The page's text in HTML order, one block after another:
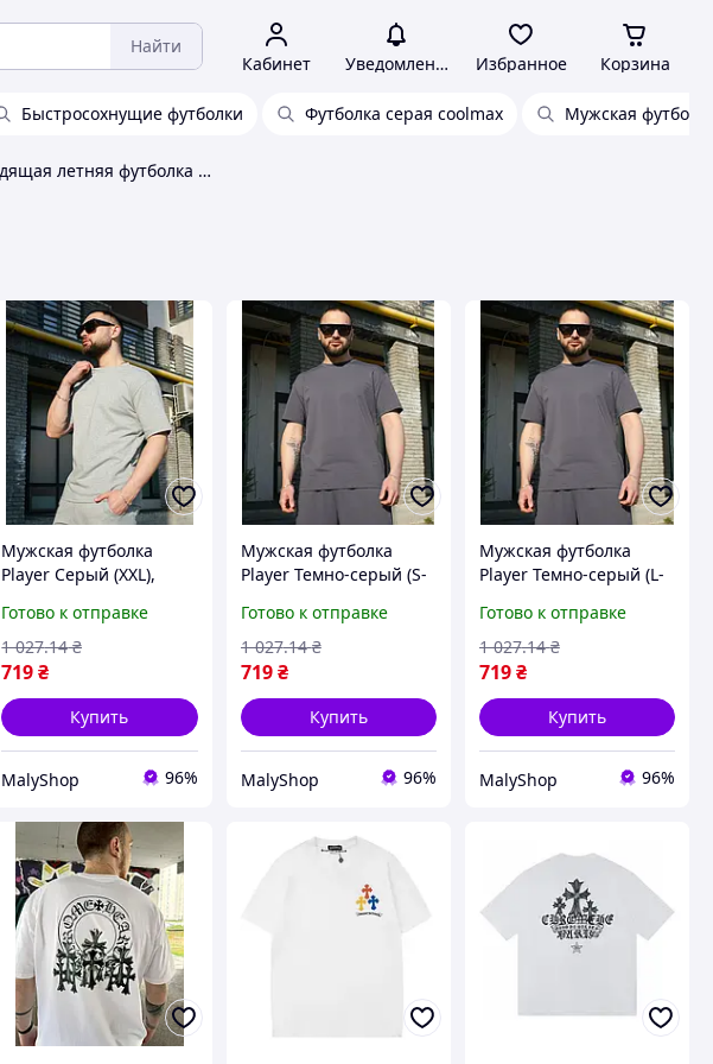
Найти
Кабинет Уведомления Избранное Корзина
Быстросохнущие футболки Футболка серая coolmax Мужская
Потоотводящая летняя футболка для мужчин
Мужская футболка
Player Серый (XXL),
летние футболки для
мужчин MALY
Готово к отправке
719₴
1 027.14 ₴
Купить
MalyShop 96%
Мужская футболка
Player Темно-серый (S-
летние футболки для
мужчин MALY
Готово к отправке
719 ₴
1 027.14 ₴
Купить
MalyShop 96%
Мужская футболка
Player Темно-серый (L-
летние футболки для
мужчин MALY
Готово к отправке
719₴
1 027.14 ₴
Купить
MalyShop 96%